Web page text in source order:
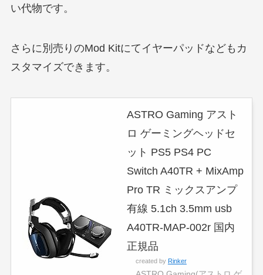
い代物です。
さらに別売りのMod Kitにてイヤーパッドなどもカ
スタマイズできます。
ASTRO Gaming アスト
ロ ゲーミングヘッドセ
ット PS5 PS4 PC
Switch A40TR + MixAmp
Pro TR ミックスアンプ
有線 5.1ch 3.5mm usb
A40TR-MAP-002r 国内
正規品
created by Rinker